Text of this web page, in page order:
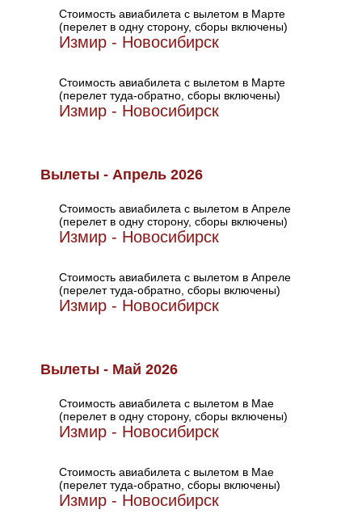
Стоимость авиабилета с вылетом в Марте
(перелет в одну сторону, сборы включены)
Измир - Новосибирск
Стоимость авиабилета с вылетом в Марте
(перелет туда-обратно, сборы включены)
Измир - Новосибирск
Вылеты - Апрель 2026
Стоимость авиабилета с вылетом в Апреле
(перелет в одну сторону, сборы включены)
Измир - Новосибирск
Стоимость авиабилета с вылетом в Апреле
(перелет туда-обратно, сборы включены)
Измир - Новосибирск
Вылеты - Май 2026
Стоимость авиабилета с вылетом в Мае
(перелет в одну сторону, сборы включены)
Измир - Новосибирск
Стоимость авиабилета с вылетом в Мае
(перелет туда-обратно, сборы включены)
Измир - Новосибирск